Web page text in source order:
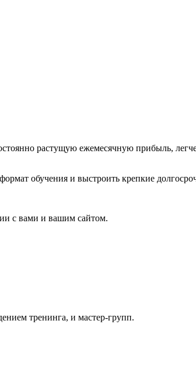
растущую ежемесячную прибыль,
обучения и выстроить крепкие
с вами и вашим сайтом.
тренинга, и мастер-групп.